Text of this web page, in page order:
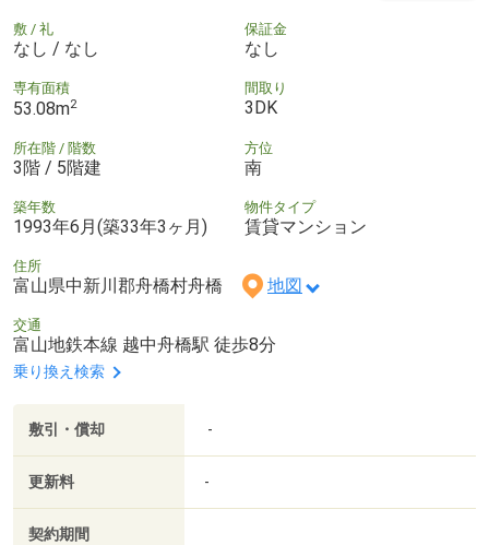
敷 / 礼
なし / なし
保証金
なし
専有面積
53.08m2
間取り
3DK
所在階 / 階数
3階 / 5階建
方位
南
築年数
1993年6月(築33年3ヶ月)
物件タイプ
賃貸マンション
住所
富山県中新川郡舟橋村舟橋 地図
交通
富山地鉄本線 越中舟橋駅 徒歩8分
乗り換え検索
敷引・償却 -
更新料 -
契約期間